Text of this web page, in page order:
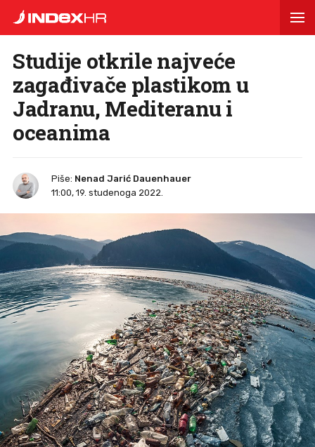
Studije otkrile najveće
zagađivače plastikom u
Jadranu, Mediteranu i
oceanima
Piše: Nenad Jarić Dauenhauer
11:00, 19. studenoga 2022.